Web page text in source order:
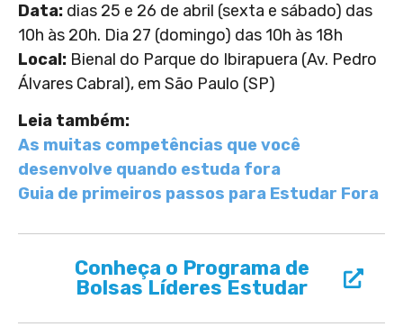
Data: dias 25 e 26 de abril (sexta e sábado) das
10h às 20h. Dia 27 (domingo) das 10h às 18h
Local: Bienal do Parque do Ibirapuera (Av. Pedro
Álvares Cabral), em São Paulo (SP)
Leia também:
As muitas competências que você
desenvolve quando estuda fora
Guia de primeiros passos para Estudar Fora
Conheça o Programa de
Bolsas Líderes Estudar